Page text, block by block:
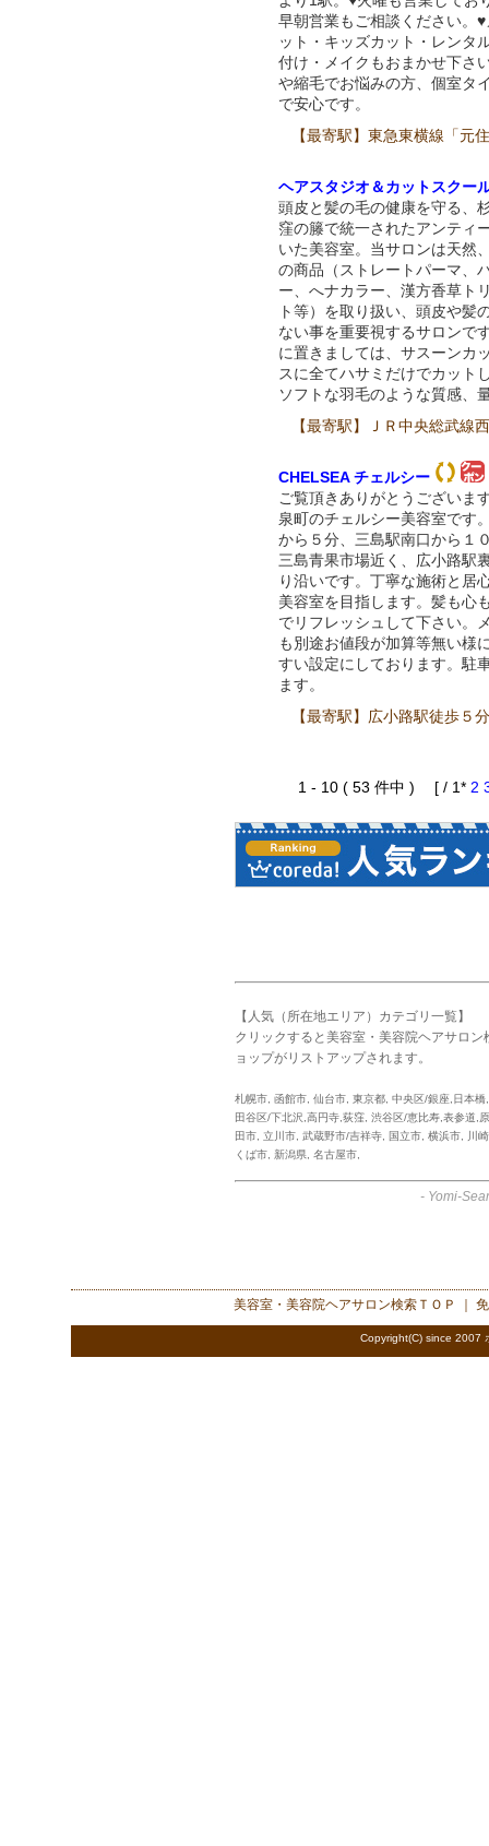
早朝営業もご相談ください。
ット・キッズカット・レンタ
付け・メイクもおまかせ下さ
や縮毛でお悩みの方、個室タ
で安心です。
【最寄駅】東急東横線「元
ヘアスタジオ＆カットスク
頭皮と髪の毛の健康を守る、
窪の籐で統一されたアンティ
いた美容室。当サロンは天然
の商品（ストレートパーマ、
ー、へナカラー、漢方香草ト
ト等）を取り扱い、頭皮や髪
ない事を重要視するサロンで
に置きましては、サスーンカ
スに全てハサミだけでカット
ソフトな羽毛のような質感、
【最寄駅】ＪＲ中央総武線
CHELSEA チェルシー
ご覧頂きありがとうございま
泉町のチェルシー美容室です
から５分、三島駅南口から１
三島青果市場近く、広小路駅
り沿いです。丁寧な施術と居
美容室を目指します。髪も心
でリフレッシュして下さい。
も別途お値段が加算等無い様
すい設定にしております。駐
ます。
【最寄駅】広小路駅徒歩５
1 - 10 ( 53 件中 ) [ / 1* 2
【人気（所在地エリア）カテゴリ一覧】
クリックすると美容室・美容院ヘアサロ
ョップがリストアップされます。
札幌市 函館市 仙台市 東京都 中央区/銀座,日本橋
田谷区/下北沢,高円寺,荻窪 渋谷区/恵比寿,表参道,
田市
立川市 武蔵野市/吉祥寺 国立市 横浜市
川
くば市 新潟県 名古屋市
- Yomi-
美容室・美容院ヘアサロン検索 ＴＯＰ ｜
Copyright(C) since 2007